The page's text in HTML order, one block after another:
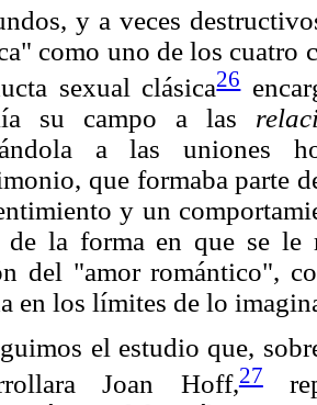
y a veces
como uno de los cuatro
sexual clásica26
su campo a las
a las uniones
que formaba parte
y un
de la forma en que se le
del "amor romántico",
en los límites de lo
el estudio que,
Joan Hoff,27